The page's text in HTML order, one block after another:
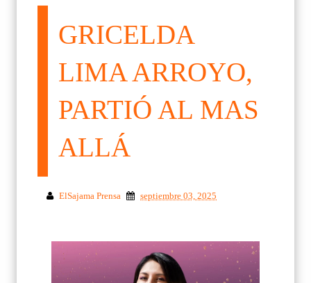
GRICELDA
LIMA ARROYO,
PARTIÓ AL MAS
ALLÁ
ElSajama Prensa septiembre 03, 2025